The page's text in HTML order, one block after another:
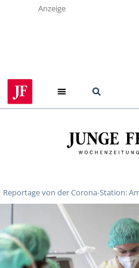
Anzeige
Reportage von der Corona-Station: